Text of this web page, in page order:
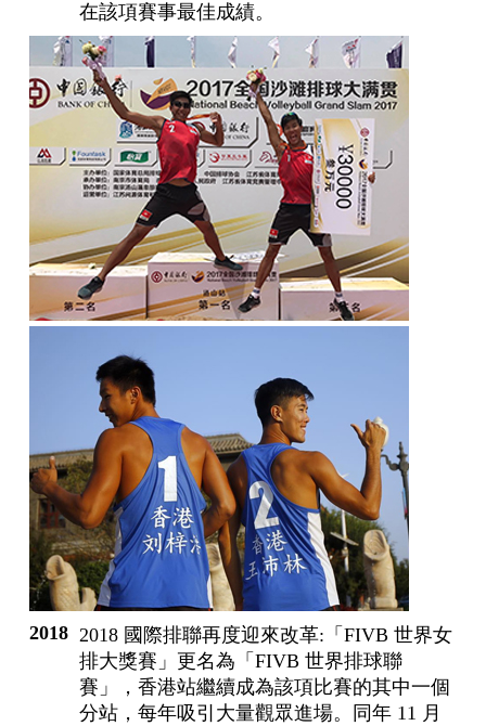
在該項賽事最佳成績。
2018 2018 國際排聯再度迎來改革:「FIVB 世界女
排大獎賽」更名為「FIVB 世界排球聯
賽」，香港站繼續成為該項比賽的其中一個
分站，每年吸引大量觀眾進場。同年 11 月